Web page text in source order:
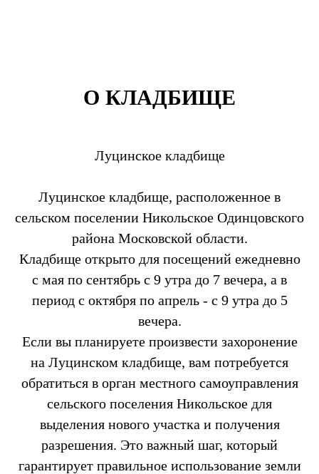
О КЛАДБИЩЕ
Луцинское кладбище
Луцинское кладбище, расположенное в
сельском поселении Никольское Одинцовского
района Московской области.
Кладбище открыто для посещений ежедневно
с мая по сентябрь с 9 утра до 7 вечера, а в
период с октября по апрель - с 9 утра до 5
вечера.
Если вы планируете произвести захоронение
на Луцинском кладбище, вам потребуется
обратиться в орган местного самоуправления
сельского поселения Никольское для
выделения нового участка и получения
разрешения. Это важный шаг, который
гарантирует правильное использование земли